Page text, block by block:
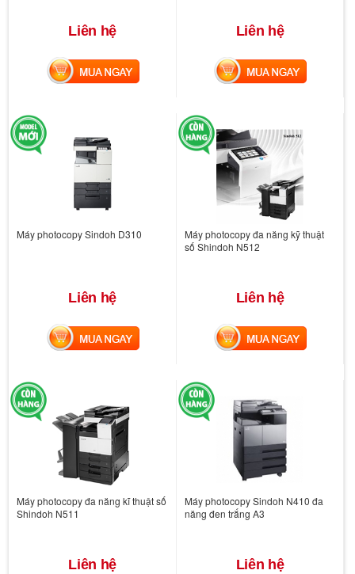
Liên hệ
MUA NGAY
Liên hệ
MUA NGAY
Máy photocopy Sindoh D310
Liên hệ
MUA NGAY
Máy photocopy đa năng kỹ thuật
số Shindoh N512
Liên hệ
MUA NGAY
Máy photocopy đa năng kĩ thuật số
Shindoh N511
Liên hệ
Máy photocopy Sindoh N410 đa
năng đen trắng A3
Liên hệ